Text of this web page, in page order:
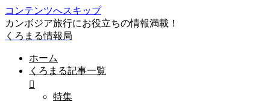
コンテンツへスキップ
カンボジア旅行にお役立ちの情報満載！
くろまる情報局
ホーム
くろまる記事一覧
特集